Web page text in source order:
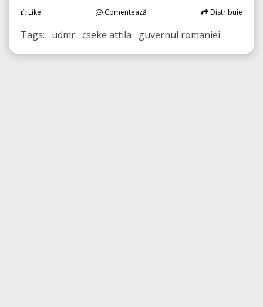
Like Comentează Distribuie
Tags: udmr cseke attila guvernul romaniei